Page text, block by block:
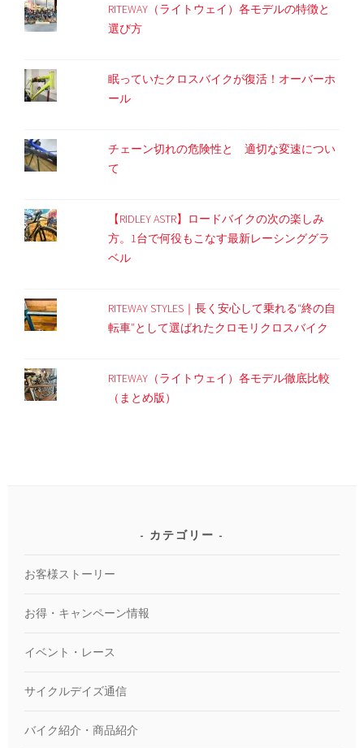
RITEWAY（ライトウェイ）各モデルの特徴と
選び方
眠っていたクロスバイクが復活！オーバーホ
ール
チェーン切れの危険性と 適切な変速につい
て
【RIDLEY ASTR】ロードバイクの次の楽しみ
方。1台で何役もこなす最新レーシンググラ
ベル
RITEWAY STYLES｜長く安心して乗れる“終の自
転車”として選ばれたクロモリクロスバイク
RITEWAY（ライトウェイ）各モデル徹底比較
（まとめ版）
カテゴリー
お客様ストーリー
お得・キャンペーン情報
イベント・レース
サイクルデイズ通信
バイク紹介・商品紹介